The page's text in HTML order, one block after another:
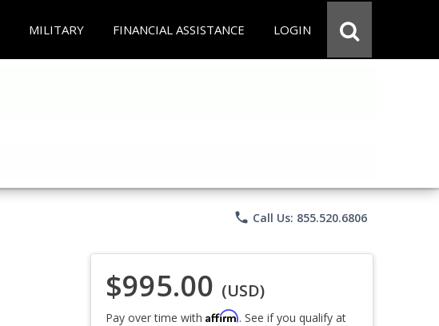
MILITARY FINANCIAL ASSISTANCE LOGIN
phone Call Us: 855.520.6806
$995.00 (USD)
Pay over time with Affirm. See if you qualify at